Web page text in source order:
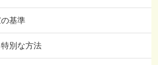
基準
別な方法